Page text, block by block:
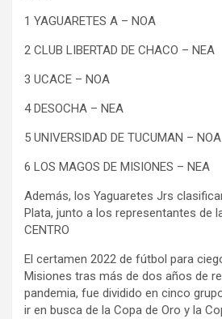
1 YAGUARETES A – NOA
2 CLUB LIBERTAD DE CHACO – NEA
3 UCACE – NOA
4 DESOCHA – NEA
5 UNIVERSIDAD DE TUCUMAN – NOA
6 LOS MAGOS DE MISIONES – NEA
Además, los Yaguaretes Jrs
Plata, junto a los representantes de
CENTRO
El certamen 2022 de fútbol para
Misiones tras más de dos años de
pandemia, fue dividido en cinco
ir en busca de la Copa de Oro y la